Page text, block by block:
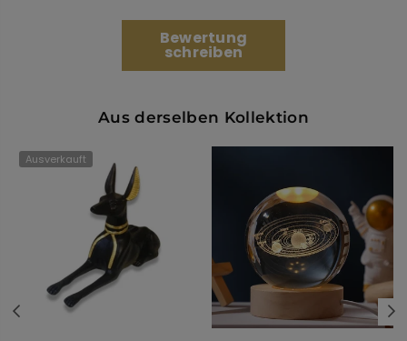
Bewertung
schreiben
Aus derselben Kollektion
Ausverkauft